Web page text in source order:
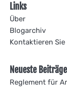
Links
Über
Blogarchiv
Kontaktieren Sie
Neueste Beiträge
Reglement für